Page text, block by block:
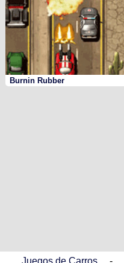
Burnin Rubber
Juegos de Carros -